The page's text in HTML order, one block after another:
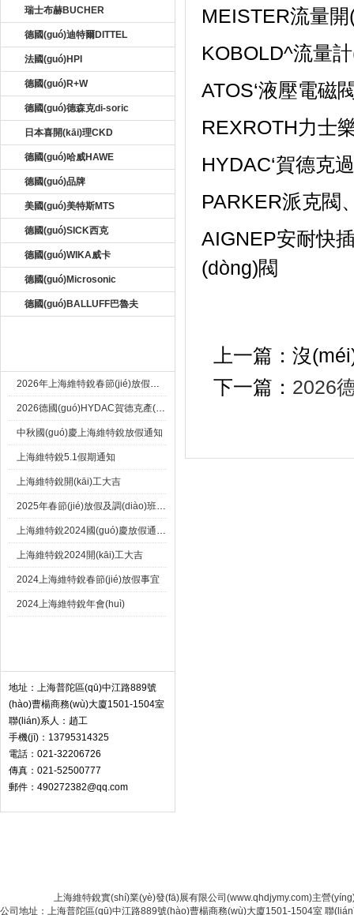
瑞士布赫BUCHER
德國(guó)迪特爾DITTEL
法國(guó)HPI
德國(guó)R+W
德國(guó)德森克di-soric
日本喜開(kāi)理CKD
德國(guó)哈威HAWE
德國(guó)品牌
美國(guó)美特斯MTS
德國(guó)SICK西克
德國(guó)WIKA威卡
德國(guó)Microsonic
德國(guó)BALLUFF巴魯夫
2026年上海維特銳春節(jié)放假通知及調(diào)班安排
2026德國(guó)HYDAC賀德克產(chǎn)品新到一批現(xiàn)貨
中秋國(guó)慶上海維特銳放假通知
上海維特銳5.1假期通知
上海維特銳開(kāi)工大吉
2025年春節(jié)放假及調(diào)班事宜
上海維特銳2024國(guó)慶放假通知及調(diào)休安排
上海維特銳2024開(kāi)工大吉
2024上海維特銳春節(jié)放假事宜
2024上海維特銳年會(huì)
地址：上海普陀區(qū)中江路889號
(hào)曹楊商務(wù)大廈1501-1504室
聯(lián)系人：趙工
手機(jī)：13795314325
電話：021-32206726
傳真：021-52500777
郵件：490272382@qq.com
MEISTER流量
KOBOLD^流量計
ATOS‘液壓電磁閥
REXROTH力士
HYDAC‘賀德克
PARKER派克閥、
AIGNEP安耐快插接
(dòng)閥
上一篇：沒
下一篇： 2026
上海維特銳實(shí)業(yè)發(fā)展有限公司(www.qhdjymy.com)主營
公司地址：上海普陀區(qū)中江路889號(hào)曹楊商務(wù)大廈1501-1504室 聯